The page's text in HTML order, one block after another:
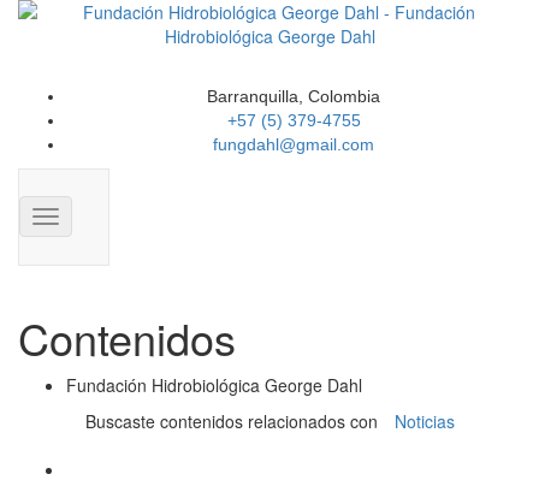
Barranquilla, Colombia
+57 (5) 379-4755
fungdahl@gmail.com
Toggle
navigation
Contenidos
Fundación Hidrobiológica George Dahl
Buscaste contenidos relacionados con
Noticias